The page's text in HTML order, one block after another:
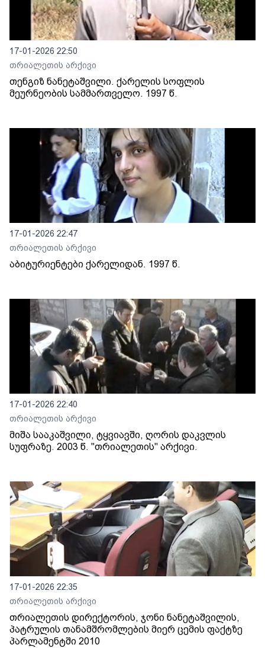
17-01-2026 22:50
თრიალეთის არქივი
თენგიზ ნანეტაშვილი. ქარელის სოფლის
მეურნეობის სამმართველო. 1997 წ.
17-01-2026 22:47
თრიალეთის არქივი
აბიტურიენტები ქარელიდან. 1997 წ.
17-01-2026 22:40
თრიალეთის არქივი
მიშა სააკაშვილი, ტყვიავში, ღორის დაკვლის
სუფრაზე. 2003 წ. "თრიალეთის" არქივი.
17-01-2026 22:35
თრიალეთის არქივი
თრიალეთის დირექტორის, ჯონი ნანეტაშვილის,
პატრულის თანამშრომლების მიერ ცემის ფაქტზე
პარლამენტში 2010